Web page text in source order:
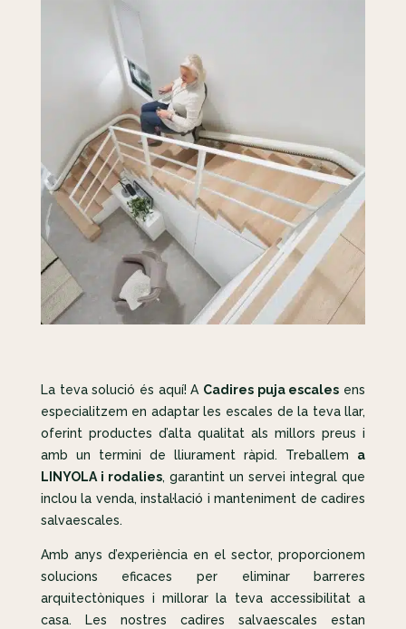
La teva solució és aquí! A Cadires puja escales ens
especialitzem en adaptar les escales de la teva llar,
oferint productes d’alta qualitat als millors preus i
amb un termini de lliurament ràpid. Treballem a
LINYOLA i rodalies, garantint un servei integral que
inclou la venda, instal·lació i manteniment de cadires
salvaescales.
Amb anys d’experiència en el sector, proporcionem
solucions eficaces per eliminar barreres
arquitectòniques i millorar la teva accessibilitat a
casa. Les nostres cadires salvaescales estan